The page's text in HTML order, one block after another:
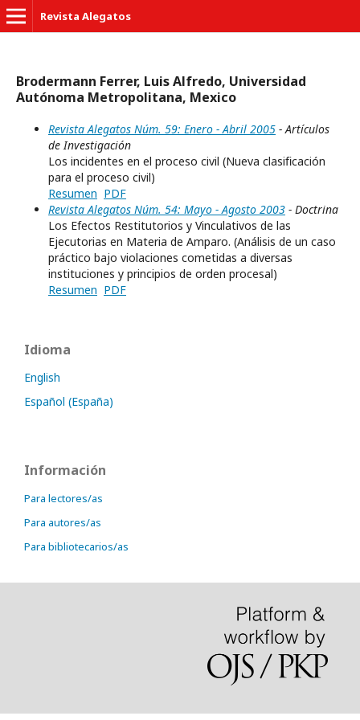
Revista Alegatos
Brodermann Ferrer, Luis Alfredo, Universidad
Autónoma Metropolitana, Mexico
Revista Alegatos Núm. 59: Enero - Abril 2005 - Artículos
de Investigación
Los incidentes en el proceso civil (Nueva clasiﬁcación
para el proceso civil)
Resumen PDF
Revista Alegatos Núm. 54: Mayo - Agosto 2003 - Doctrina
Los Efectos Restitutorios y Vinculativos de las
Ejecutorias en Materia de Amparo. (Análisis de un caso
práctico bajo violaciones cometidas a diversas
instituciones y principios de orden procesal)
Resumen PDF
Idioma
English
Español (España)
Información
Para lectores/as
Para autores/as
Para bibliotecarios/as